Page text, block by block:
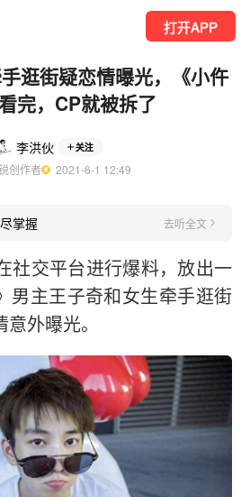
打开APP
逛街疑恋情曝光，《小仵
完，CP就被拆了
李洪伙 关注
创作者
  2021-6-1 12:49
掌握 去听全文
社交平台进行爆料，放出一
男主王子奇和女生牵手逛街
外曝光。